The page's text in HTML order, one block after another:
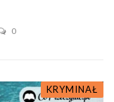
0
KRYMINAŁ